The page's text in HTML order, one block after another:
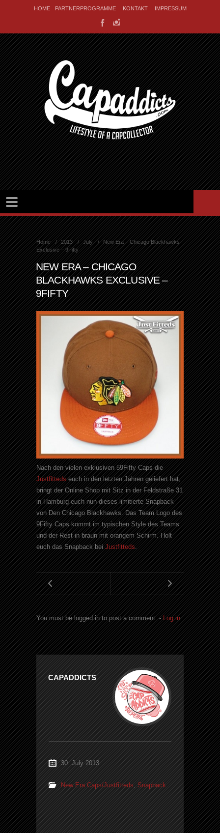
HOME PARTNERPROGRAMME KONTAKT IMPRESSUM
Home 2013 July
New Era – Chicago Blackhawks
Exclusive – 9Fifty
NEW ERA – CHICAGO
BLACKHAWKS EXCLUSIVE –
9FIFTY
Nach den vielen exklusiven 59Fifty Caps die
Justfittedseuch in den letzten Jahren geliefert hat,
bringt der Online Shop mit Sitz in der Feldstraße 31
in Hamburg euch nun dieses limitierte Snapback
von Den Chicago Blackhawks. Das Team Logo des
9Fifty Caps kommt im typischen Style des Teams
und der Rest in braun mit orangem Schirm. Holt
euch das Snapback beiJustfitteds.
You must be logged in to post a comment. -Log in
CAPADDICTS
30. July 2013
New Era Caps/Justfitteds,Snapback